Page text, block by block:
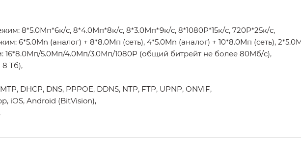
8*5.0Мп*6к/с, 8*4.0Мп*8к/с, 8*3.0Мп*9к/с, 8*1080P*15к/с, 720P*25к/с,
6*5.0Mn (аналог) + 8*8.0Мп (сеть), 4*5.0Mn (аналог) + 10*8.0Мп (сеть),
16*8.0Мп/5.0Мп/4.0Мп/3.0Мп/1080P (общий битрейт не более 80Mб/с),
8 Тб),
DHCP, DNS, PPPOE, DDNS, NTP, FTP, UPNP, ONVIF,
iOS, Android (BitVision),